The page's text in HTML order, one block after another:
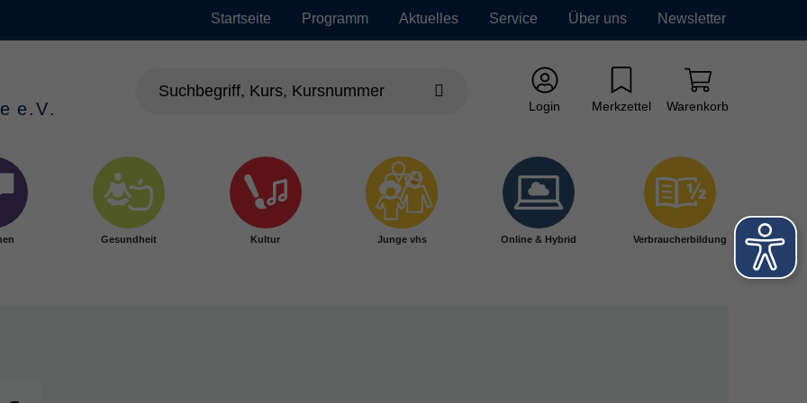
Startseite Programm Aktuelles Service Über uns Newsletter
Login Merkzettel Warenkorb
Gesundheit Kultur Junge vhs Online & Hybrid Verbraucherbildung